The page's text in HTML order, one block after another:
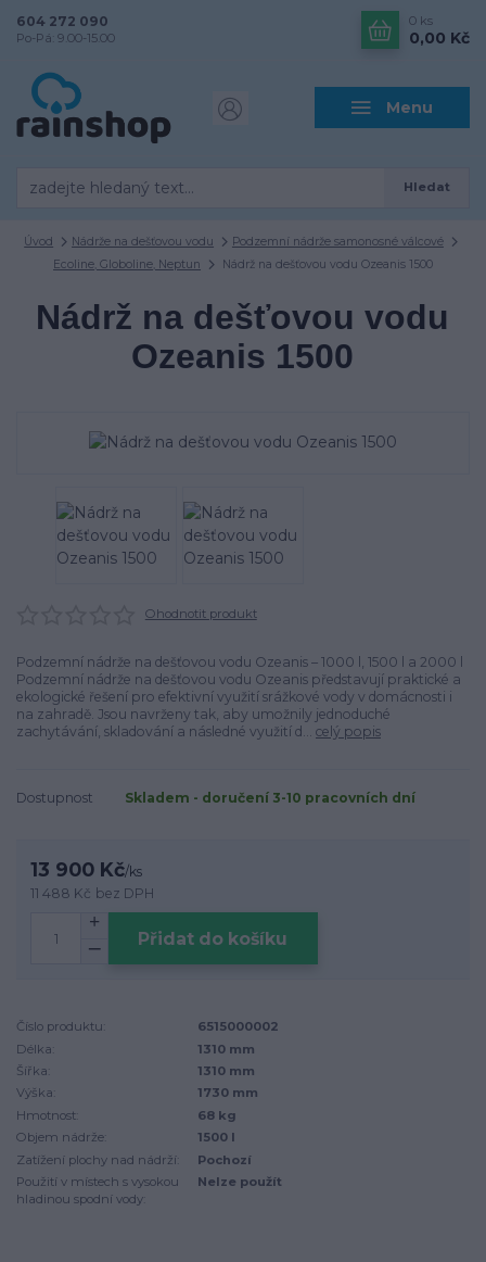
Menu
Hledat
604 272 090
Po-Pá: 9.00-15.00
0 ks
0,00 Kč
Úvod Nádrže na dešťovou vodu
Podzemní nádrže samonosné válcové
Ecoline, Globoline, Neptun
Nádrž na dešťovou vodu Ozeanis 1500
Nádrž na dešťovou vodu
Ozeanis 1500
Ohodnotit produkt
Podzemní nádrže na dešťovou vodu Ozeanis – 1000 l, 1500 l a 2000 l
Podzemní nádrže na dešťovou vodu Ozeanis představují praktické a
ekologické řešení pro efektivní využití srážkové vody v domácnosti i
na zahradě. Jsou navrženy tak, aby umožnily jednoduché
zachytávání, skladování a následné využití d... celý popis
Dostupnost Skladem - doručení 3-10 pracovních dní
13 900 Kč/ks
11 488 Kč bez DPH
Přidat do košíku
Číslo produktu:
6515000002
Délka:
1310 mm
Šířka:
1310 mm
Výška:
1730 mm
Hmotnost:
68 kg
Objem nádrže:
1500 l
Zatížení plochy nad nádrží:
Pochozí
Použití v místech s vysokou
hladinou spodní vody:
Nelze použít